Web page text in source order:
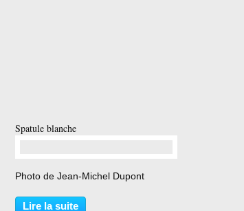
Spatule blanche
Photo de Jean-Michel Dupont
Lire la suite